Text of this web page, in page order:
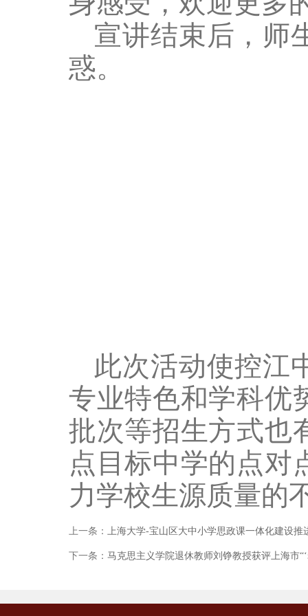
宣讲结束后，师
惑。
此次活动使控江
专业特色和学科优
批次等招生方式也
点目标中学的点对
力学校生源质量的
上一条： 上海大学-宝山区大中小学思政课一体化建设推
下一条： 马克思主义学院退休教师刘铮教授获评上海市